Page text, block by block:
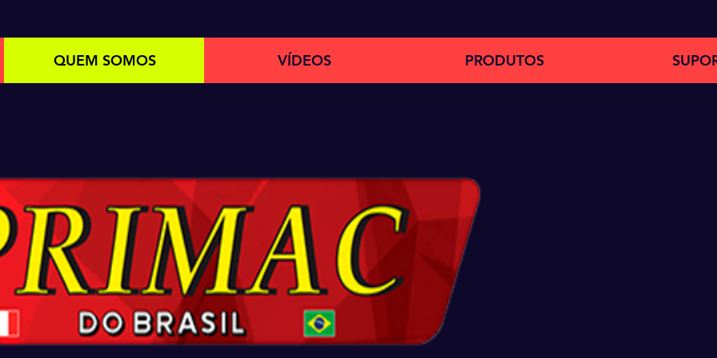
QUEM SOMOS VÍDEOS PRODUTOS